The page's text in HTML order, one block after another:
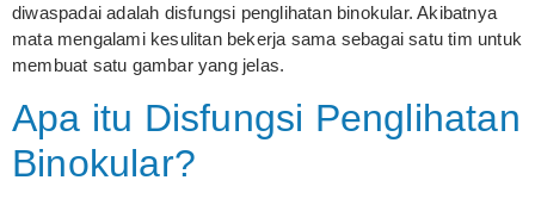
diwaspadai adalah disfungsi penglihatan binokular. Akibatnya
mata mengalami kesulitan bekerja sama sebagai satu tim untuk
membuat satu gambar yang jelas.
Apa itu Disfungsi Penglihatan
Binokular?